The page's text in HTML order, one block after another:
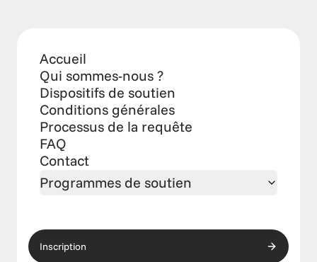
Accueil
Qui sommes-nous ?
Dispositifs de soutien
Conditions générales
Processus de la requête
FAQ
Contact
Programmes de soutien
Inscription